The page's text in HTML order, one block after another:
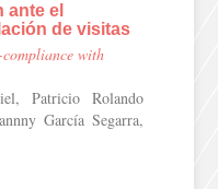
el
de visitas
with
Patricio Rolando
García Segarra,